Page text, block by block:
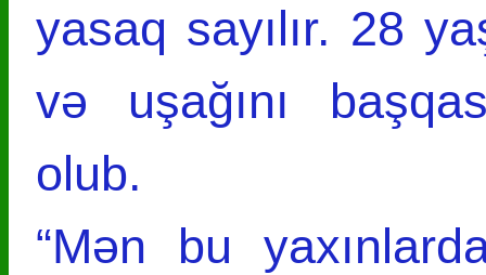
yasaq sayılır. 28
və uşağını
olub.
“Mən bu